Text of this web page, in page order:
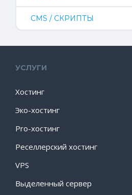
CMS / СКРИПТЫ
УСЛУГИ
Хостинг
Эко-хостинг
Pro-хостинг
Реселлерский хостинг
VPS
Выделенный сервер